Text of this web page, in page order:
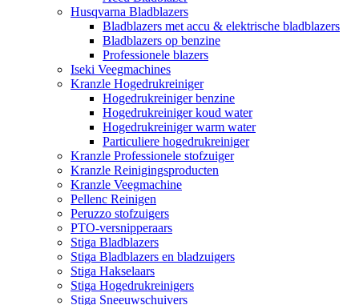
Husqvarna Bladblazers
Bladblazers met accu & elektrische bladblazers
Bladblazers op benzine
Professionele blazers
Iseki Veegmachines
Kranzle Hogedrukreiniger
Hogedrukreiniger benzine
Hogedrukreiniger koud water
Hogedrukreiniger warm water
Particuliere hogedrukreiniger
Kranzle Professionele stofzuiger
Kranzle Reinigingsproducten
Kranzle Veegmachine
Pellenc Reinigen
Peruzzo stofzuigers
PTO-versnipperaars
Stiga Bladblazers
Stiga Bladblazers en bladzuigers
Stiga Hakselaars
Stiga Hogedrukreinigers
Stiga Sneeuwschuivers